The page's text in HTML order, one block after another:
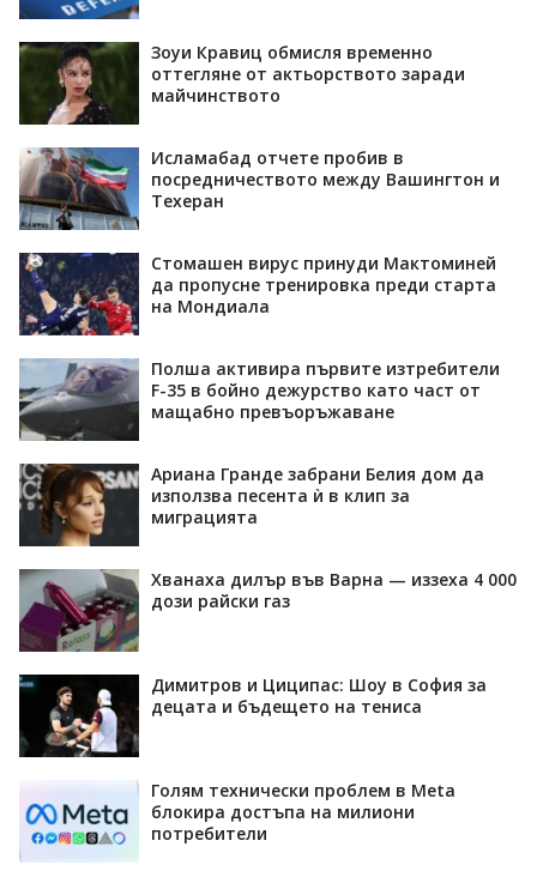
Зоуи Кравиц обмисля временно
оттегляне от актьорството заради
майчинството
Исламабад отчете пробив в
посредничеството между Вашингтон и
Техеран
Стомашен вирус принуди Мактоминей
да пропусне тренировка преди старта
на Мондиала
Полша активира първите изтребители
F-35 в бойно дежурство като част от
мащабно превъоръжаване
Ариана Гранде забрани Белия дом да
използва песента ѝ в клип за
миграцията
Хванаха дилър във Варна — иззеха 4 000
дози райски газ
Димитров и Циципас: Шоу в София за
децата и бъдещето на тениса
Голям технически проблем в Meta
блокира достъпа на милиони
потребители